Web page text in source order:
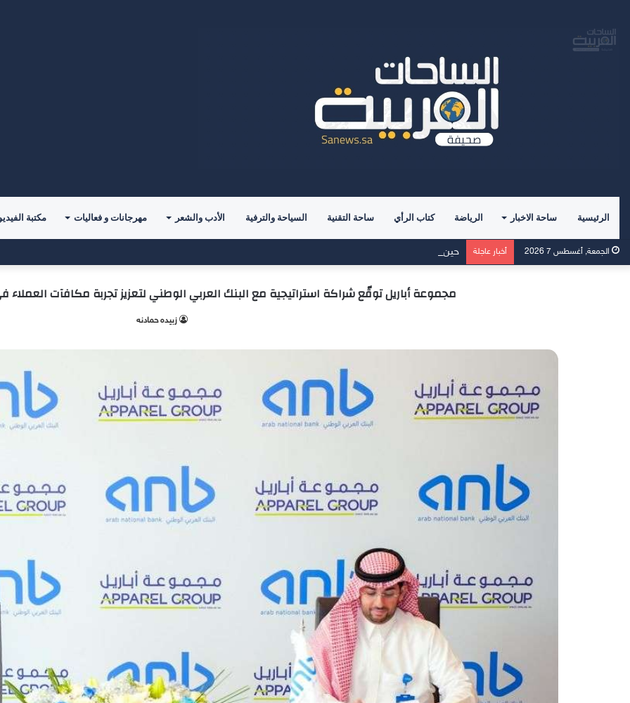
الرئيسية ساحة الاخبار الرياضة كتاب الرأي ساحة التقنية السياحة والترفية الأدب والشعر مهرجانات و فعاليات مكتبة
الجمعة, أغسطس 7 2026 أخبار عاجلة حين يصبح القرآن ميزان الامتلاك …… أمسية ثقافية تُعيد الإنسان إلى حقيقة ما يملك
مجموعة أباريل توقّع شراكة استراتيجية مع البنك العربي الوطني لتعزيز تجربة مكافآت
زبيده حمادنه